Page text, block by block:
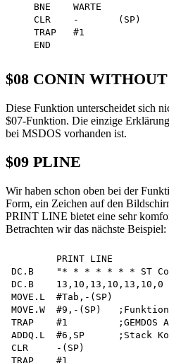
    BNE    WARTE
    CLR    -       (SP)
    TRAP   #1
$08 CONIN
Diese Funktion unterscheidet sich
$07-Funktion. Die einzige
bei MSDOS vorhanden ist.
$09 PLINE
Wir haben schon oben bei der
Form, ein Zeichen auf den
PRINT LINE bietet eine sehr
Betrachten wir das nächste Beispiel:
        PRINT LINE
DC.B    "* * * * * * * ST
DC.B    13,10,13,10,13,10,0
MOVE.L  #Tab,-(SP)
MOVE.W  #9,-(SP)
TRAP    #1         ;GEMDOS
ADDQ.L  #6,SP      ;Stack
CLR     -(SP)
TRAP    #1